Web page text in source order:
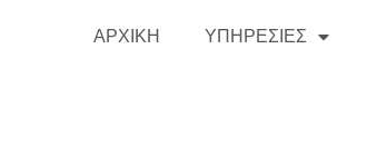
ΑΡΧΙΚΗ ΥΠΗΡΕΣΙΕΣ